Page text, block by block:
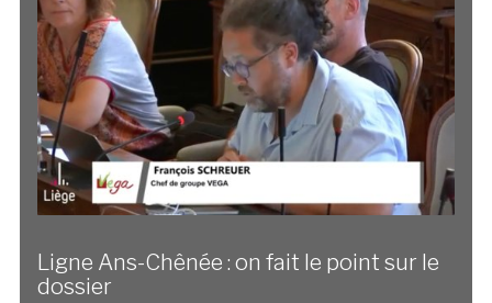
Ligne Ans-Chênée : on fait le point sur le
dossier